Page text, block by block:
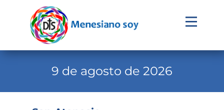
Evangelio
9 de agosto de 2026